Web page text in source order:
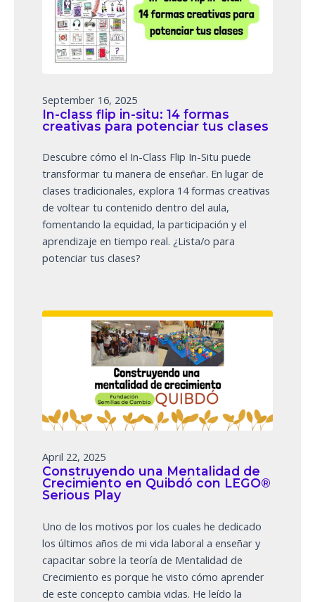
September 16, 2025
In-class flip in-situ: 14 formas
creativas para potenciar tus clases
Descubre cómo el In-Class Flip In-Situ puede
transformar tu manera de enseñar. En lugar de
clases tradicionales, explora 14 formas creativas
de voltear tu contenido dentro del aula,
fomentando la equidad, la participación y el
aprendizaje en tiempo real. ¿Lista/o para
potenciar tus clases?
April 22, 2025
Construyendo una Mentalidad de
Crecimiento en Quibdó con LEGO®
Serious Play
Uno de los motivos por los cuales he dedicado
los últimos años de mi vida laboral a enseñar y
capacitar sobre la teoría de Mentalidad de
Crecimiento es porque he visto cómo aprender
de este concepto cambia vidas. He leído la